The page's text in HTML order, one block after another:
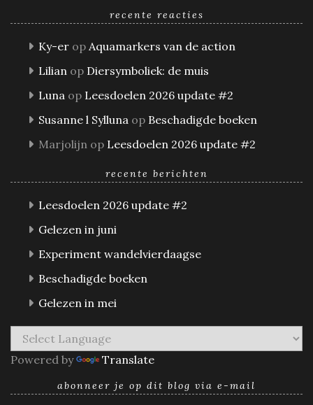
recente reacties
Ky-er op Aquamarkers van de action
Lilian op Diersymboliek: de muis
Luna op Leesdoelen 2026 update #2
Susanne l Sylluna op Beschadigde boeken
Marjolijn op Leesdoelen 2026 update #2
recente berichten
Leesdoelen 2026 update #2
Gelezen in juni
Experiment wandelvierdaagse
Beschadigde boeken
Gelezen in mei
Powered by Translate
abonneer je op dit blog via e-mail